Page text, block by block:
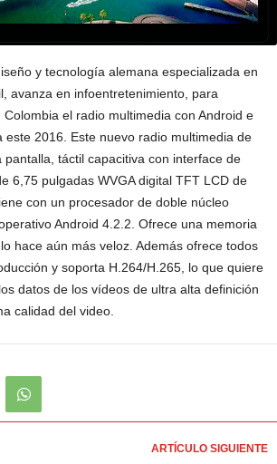
y tecnología alemana especializada en
avanza en infoentretenimiento, para
el radio multimedia con Android e
este 2016. Este nuevo radio multimedia de
táctil capacitiva con interface de
6,75 pulgadas WVGA digital TFT LCD de
con un procesador de doble núcleo
Android 4.2.2. Ofrece una memoria
hace aún más veloz. Además ofrece todos
y soporta H.264/H.265, lo que quiere
datos de los vídeos de ultra alta definición
calidad del video.
ARTÍCULO SIGUIENTE